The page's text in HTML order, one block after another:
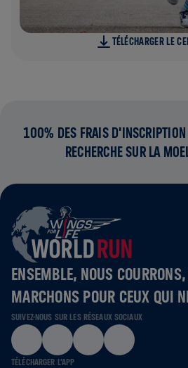
TÉLÉCHARGER LE
100% DES FRAIS D'INSCRIPTION
RECHERCHE SUR LA
ENSEMBLE, NOUS
MARCHONS POUR CEUX QUI
SUIVEZ-NOUS SUR LES RÉSEAUX SOCIAUX
TÉLÉCHARGER L'APP